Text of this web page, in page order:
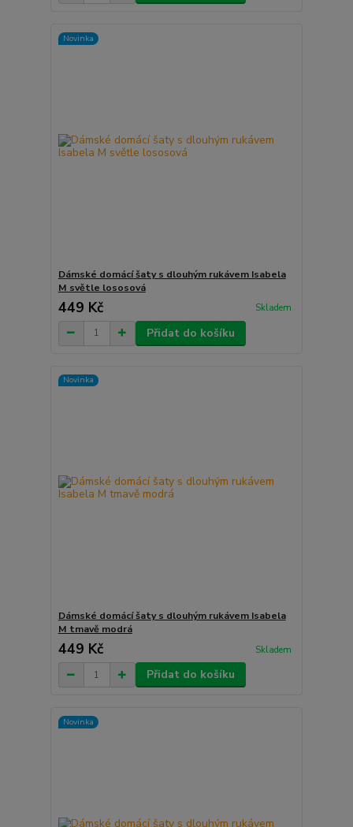
Novinka
Dámské domácí šaty s dlouhým rukávem Isabela
M světle lososová
449 Kč Skladem
Přidat do košíku
Novinka
Dámské domácí šaty s dlouhým rukávem Isabela
M tmavě modrá
449 Kč Skladem
Přidat do košíku
Novinka